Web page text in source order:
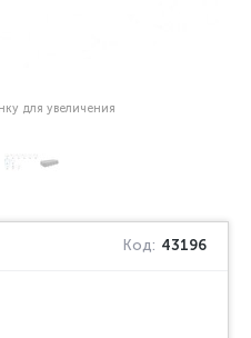
для увеличения
Код: 43196